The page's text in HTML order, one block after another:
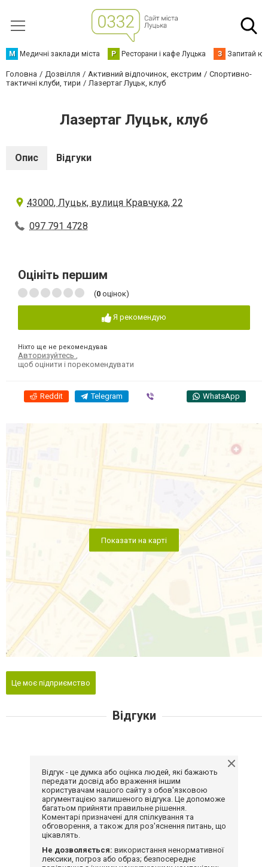
М Медичні заклади міста Р Ресторани і кафе Луцька З Запитай
Головна Дозвілля Активний відпочинок, екстрим
Спортивно-
тактичні клуби, тири
Лазертаг Луцьк, клуб
Лазертаг Луцьк, клуб
Опис Відгуки
43000, Луцьк, вулиця Кравчука, 22
097 791 4728
Оцініть першим
(0 оцінок)
Я рекомендую
Ніхто ще не рекомендував
Авторизуйтесь
щоб оцінити і порекомендувати
Reddit Telegram WhatsApp
Показати на карті
Це моє підприємство
Відгуки
Відгук - це думка або оцінка людей, які бажають
передати досвід або враження іншим
користувачам нашого сайту з обов'язковою
аргументацією залишеного відгука. Це допоможе
багатьом прийняти правильне рішення.
Коментарі призначені для спілкування та
обговорення, а також для роз'яснення питань, що
цікавлять.
Не дозволяється: використання ненормативної
лексики, погроз або образ; безпосереднє